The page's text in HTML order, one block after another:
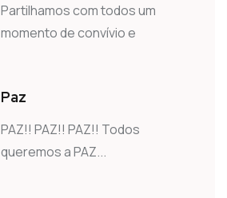
Partilhamos com todos um
momento de convívio e
Paz
PAZ!! PAZ!! PAZ!! Todos
queremos a PAZ...